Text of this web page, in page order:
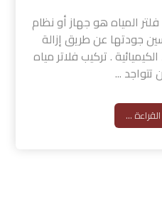
المياه هو جهاز أو نظام
جودتها عن طريق إزالة
. تركيب فلاتر مياه
تتواجد ...
...